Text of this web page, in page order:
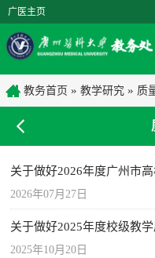
广医主页
教务首页 » 教学研究 » 质
关于做好2026年度广州市
2026年07月27日
2025年10月20日